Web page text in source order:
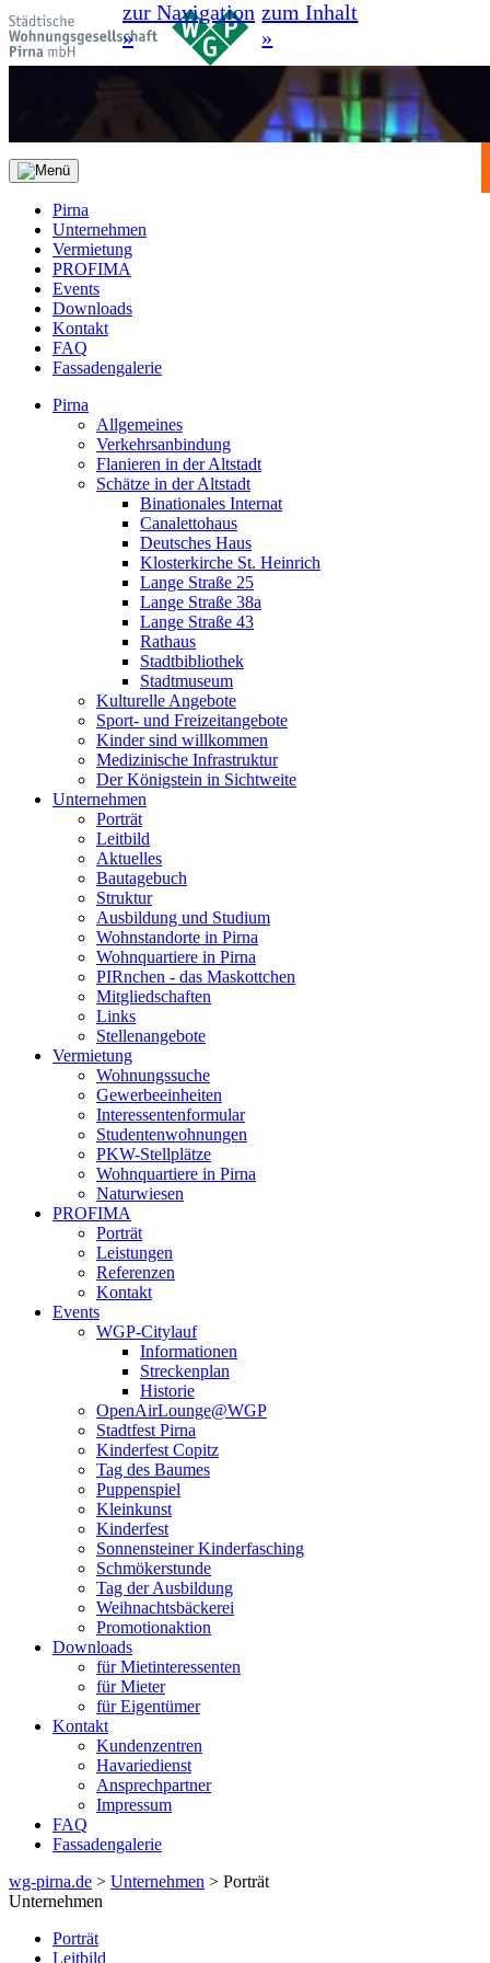
zur Navigation
»
zum Inhalt
»
Pirna
Unternehmen
Vermietung
PROFIMA
Events
Downloads
Kontakt
FAQ
Fassadengalerie
Pirna
Allgemeines
Verkehrsanbindung
Flanieren in der Altstadt
Schätze in der Altstadt
Binationales Internat
Canalettohaus
Deutsches Haus
Klosterkirche St. Heinrich
Lange Straße 25
Lange Straße 38a
Lange Straße 43
Rathaus
Stadtbibliothek
Stadtmuseum
Kulturelle Angebote
Sport- und Freizeitangebote
Kinder sind willkommen
Medizinische Infrastruktur
Der Königstein in Sichtweite
Unternehmen
Porträt
Leitbild
Aktuelles
Bautagebuch
Struktur
Ausbildung und Studium
Wohnstandorte in Pirna
Wohnquartiere in Pirna
PIRnchen - das Maskottchen
Mitgliedschaften
Links
Stellenangebote
Vermietung
Wohnungssuche
Gewerbeeinheiten
Interessentenformular
Studentenwohnungen
PKW-Stellplätze
Wohnquartiere in Pirna
Naturwiesen
PROFIMA
Porträt
Leistungen
Referenzen
Kontakt
Events
WGP-Citylauf
Informationen
Streckenplan
Historie
OpenAirLounge@WGP
Stadtfest Pirna
Kinderfest Copitz
Tag des Baumes
Puppenspiel
Kleinkunst
Kinderfest
Sonnensteiner Kinderfasching
Schmökerstunde
Tag der Ausbildung
Weihnachtsbäckerei
Promotionaktion
Downloads
für Mietinteressenten
für Mieter
für Eigentümer
Kontakt
Kundenzentren
Havariedienst
Ansprechpartner
Impressum
FAQ
Fassadengalerie
wg-pirna.de > Unternehmen > Porträt
Unternehmen
Porträt
Leitbild